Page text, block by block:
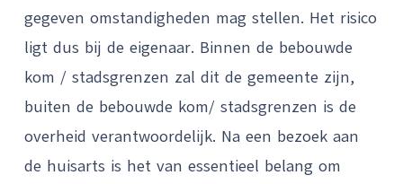
gegeven omstandigheden mag stellen. Het risico
ligt dus bij de eigenaar. Binnen de bebouwde
kom / stadsgrenzen zal dit de gemeente zijn,
buiten de bebouwde kom/ stadsgrenzen is de
overheid verantwoordelijk. Na een bezoek aan
de huisarts is het van essentieel belang om